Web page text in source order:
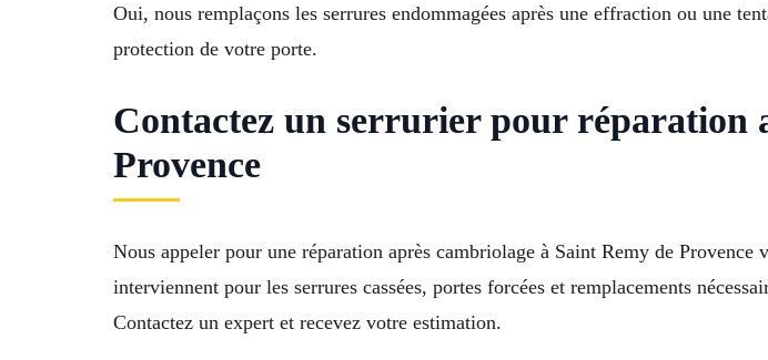
Oui, nous remplaçons les serrures endommagées après une effraction ou une
protection de votre porte.
Contactez un serrurier pour réparation
Provence
Nous appeler pour une réparation après cambriolage à Saint Remy de
interviennent pour les serrures cassées, portes forcées et remplacements
Contactez un expert et recevez votre estimation.